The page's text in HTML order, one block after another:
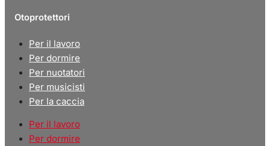
Otoprotettori
Per il lavoro
Per dormire
Per nuotatori
Per musicisti
Per la caccia
Per il lavoro
Per dormire